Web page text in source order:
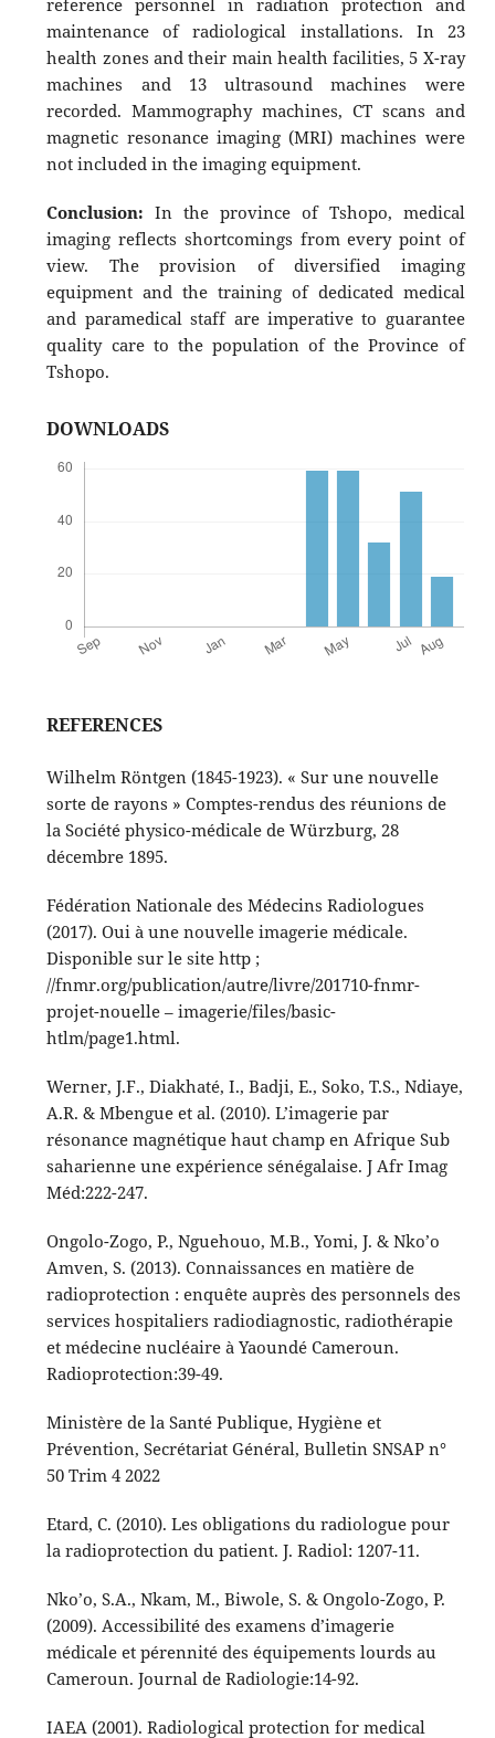
maintenance of radiological installations. In 23
health zones and their main health facilities, 5 X-ray
machines and 13 ultrasound machines were
recorded. Mammography machines, CT scans and
magnetic resonance imaging (MRI) machines were
not included in the imaging equipment.
Conclusion: In the province of Tshopo, medical
imaging reflects shortcomings from every point of
view. The provision of diversified imaging
equipment and the training of dedicated medical
and paramedical staff are imperative to guarantee
quality care to the population of the Province of
Tshopo.
DOWNLOADS
REFERENCES
Wilhelm Röntgen (1845-1923). « Sur une nouvelle
sorte de rayons » Comptes-rendus des réunions de
la Société physico-médicale de Würzburg, 28
décembre 1895.
Fédération Nationale des Médecins Radiologues
(2017). Oui à une nouvelle imagerie médicale.
Disponible sur le site http ;
//fnmr.org/publication/autre/livre/201710-fnmr-
projet-nouelle – imagerie/files/basic-
htlm/page1.html.
Werner, J.F., Diakhaté, I., Badji, E., Soko, T.S., Ndiaye,
A.R. & Mbengue et al. (2010). L’imagerie par
résonance magnétique haut champ en Afrique Sub
saharienne une expérience sénégalaise. J Afr Imag
Méd:222-247.
Ongolo-Zogo, P., Nguehouo, M.B., Yomi, J. & Nko’o
Amven, S. (2013). Connaissances en matière de
radioprotection : enquête auprès des personnels des
services hospitaliers radiodiagnostic, radiothérapie
et médecine nucléaire à Yaoundé Cameroun.
Radioprotection:39-49.
Ministère de la Santé Publique, Hygiène et
Prévention, Secrétariat Général, Bulletin SNSAP n°
50 Trim 4 2022
Etard, C. (2010). Les obligations du radiologue pour
la radioprotection du patient. J. Radiol: 1207-11.
Nko’o, S.A., Nkam, M., Biwole, S. & Ongolo-Zogo, P.
(2009). Accessibilité des examens d’imagerie
médicale et pérennité des équipements lourds au
Cameroun. Journal de Radiologie:14-92.
IAEA (2001). Radiological protection for medical